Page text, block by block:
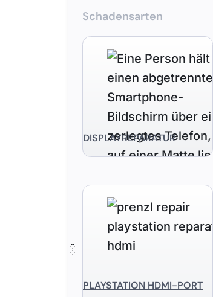
Schadensarten
DISPLAYREPARATUR
PLAYSTATION HDMI-PORT